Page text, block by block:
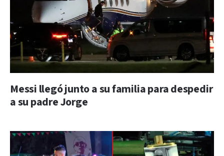
Messi llegó junto a su familia para despedir
a su padre Jorge